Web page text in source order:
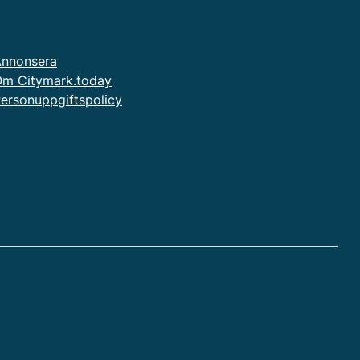
Citymark.today